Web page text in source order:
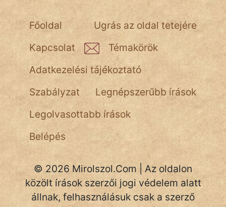
pszichopati
Hoffer Botond
Ugrás az oldal tetejére
Főoldal
Kapcsolat
Témakörök
Adatkezelési tájékoztató
Szabályzat
Legnépszerűbb írások
Legolvasottabb írások
Belépés
© 2026 Mirolszol.Com | Az oldalon
közölt írások szerzői jogi védelem alatt
állnak, felhasználásuk csak a szerző